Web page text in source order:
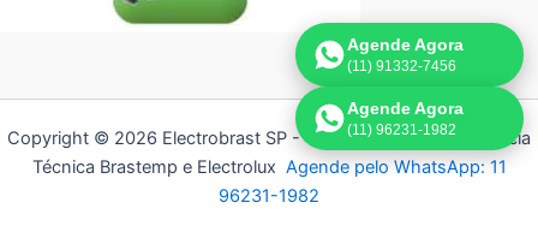
Copyright © 2026 Electrobrast SP - 11 3836-9554 | Assistência
Técnica Brastemp e Electrolux Agende pelo WhatsApp: 11
96231-1982
Agende Agora
(11) 91332-7456
Agende Agora
(11) 96231-1982